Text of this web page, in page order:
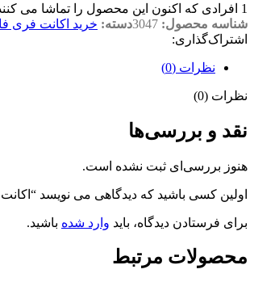
1 افرادی که اکنون این محصول را تماشا می
شناسه محصول: 3047دسته: خرید اکانت فری
اشتراک‌گذاری:
نظرات (0)
نظرات (0)
نقد و بررسی‌ها
هنوز بررسی‌ای ثبت نشده است.
اولین کسی باشید که دیدگاهی می نویسد “اکانت فری
برای فرستادن دیدگاه، باید وارد شده باشید.
محصولات مرتبط